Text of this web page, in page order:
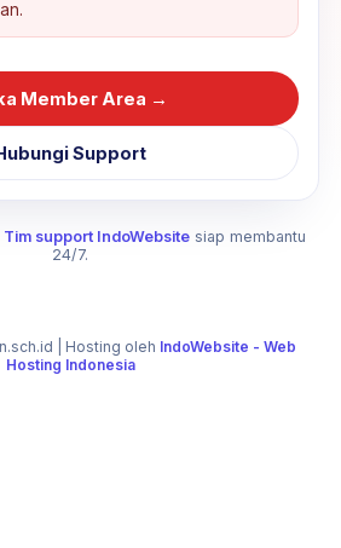
Member Area →
Support
Tim support IndoWebsitesiap membantu
24/7.
| Hosting oleh IndoWebsite - Web
Hosting Indonesia